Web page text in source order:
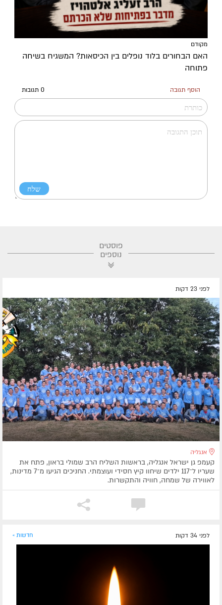
מקודם
האם הבחורים בלוד נופלים בין הכיסאות? המשגיח בשיחה
פתוחה
הוסף תגובה 0 תגובות
פוסטים
נוספים
לפני 23 דקות
אנגליה
קעמפ גן ישראל אנגליה, בראשות השליח הרב שמולי בראון, פתח את
שעריו ל־117 ילדים שיחוו קיץ חסידי ועוצמתי. החניכים הגיעו מ־7 מדינות,
לאווירה של שמחה, חוויה והתקשרות.
לפני 34 דקות חדשות »